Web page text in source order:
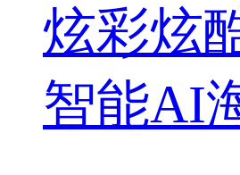
炫彩炫
智能AI